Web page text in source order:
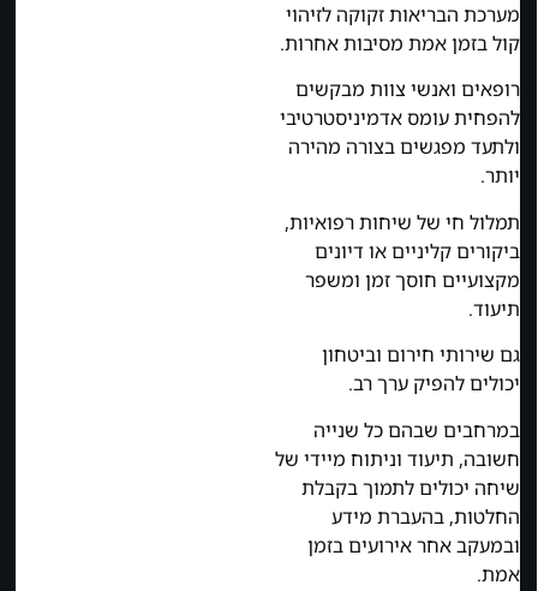
מערכת הבריאות זקוקה לזיהוי
קול בזמן אמת מסיבות אחרות.
רופאים ואנשי צוות מבקשים
להפחית עומס אדמיניסטרטיבי
ולתעד מפגשים בצורה מהירה
יותר.
תמלול חי של שיחות רפואיות,
ביקורים קליניים או דיונים
מקצועיים חוסך זמן ומשפר
תיעוד.
גם שירותי חירום וביטחון
יכולים להפיק ערך רב.
במרחבים שבהם כל שנייה
חשובה, תיעוד וניתוח מיידי של
שיחה יכולים לתמוך בקבלת
החלטות, בהעברת מידע
ובמעקב אחר אירועים בזמן
אמת.